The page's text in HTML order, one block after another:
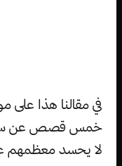
في مقالنا هذا
خمس قصص عن
لا يحسد معظمهم